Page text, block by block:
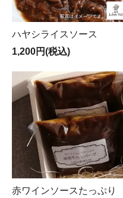
ハヤシライスソース
1,200円(税込)
赤ワインソースたっぷり